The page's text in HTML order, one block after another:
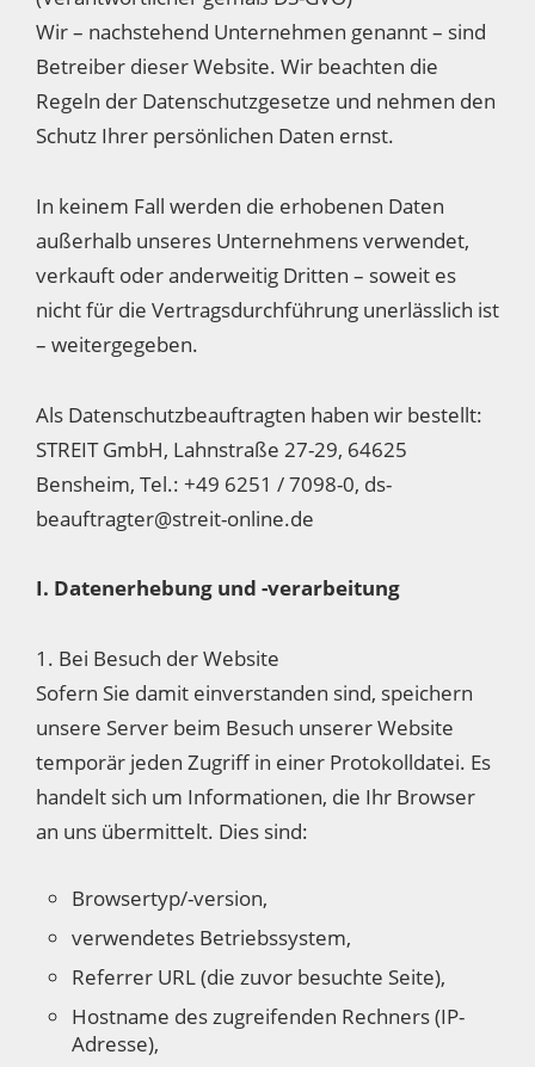
Wir – nachstehend Unternehmen genannt – sind
Betreiber dieser Website. Wir beachten die
Regeln der Datenschutzgesetze und nehmen den
Schutz Ihrer persönlichen Daten ernst.
In keinem Fall werden die erhobenen Daten
außerhalb unseres Unternehmens verwendet,
verkauft oder anderweitig Dritten – soweit es
nicht für die Vertragsdurchführung unerlässlich ist
– weitergegeben.
Als Datenschutzbeauftragten haben wir bestellt:
STREIT GmbH, Lahnstraße 27-29, 64625
Bensheim, Tel.: +49 6251 / 7098-0, ds-
beauftragter@streit-online.de
I. Datenerhebung und -verarbeitung
1. Bei Besuch der Website
Sofern Sie damit einverstanden sind, speichern
unsere Server beim Besuch unserer Website
temporär jeden Zugriff in einer Protokolldatei. Es
handelt sich um Informationen, die Ihr Browser
an uns übermittelt. Dies sind:
Browsertyp/-version,
verwendetes Betriebssystem,
Referrer URL (die zuvor besuchte Seite),
Hostname des zugreifenden Rechners (IP-
Adresse),